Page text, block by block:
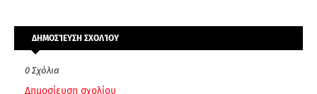
ΔΗΜΟΣΊΕΥΣΗ ΣΧΟΛΊΟΥ
0 Σχόλια
Δημοσίευση σχολίου